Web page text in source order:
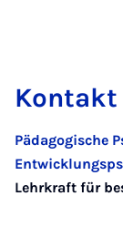
Kontakt
Pädagogische
Lehrkraft für